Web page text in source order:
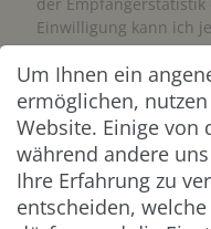
Einwilligung kann ich
Abmeldung vom
**
Um Ihnen ein
ermöglichen,
Website. Einige von
während andere
Ihre Erfahrung zu
entscheiden,